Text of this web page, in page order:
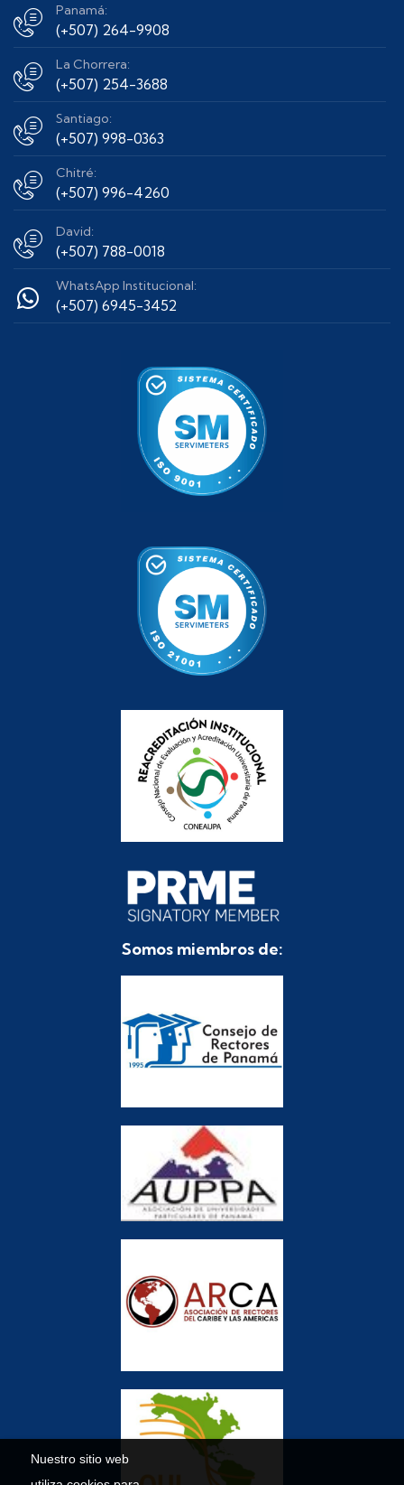
Nuestro sitio web
Panamá:
(+507) 264-9908
La Chorrera:
(+507) 254-3688
Santiago:
(+507) 998-0363
Chitré:
(+507) 996-4260
David:
(+507) 788-0018
WhatsApp Institucional:
(+507) 6945-3452
Somos miembros de: